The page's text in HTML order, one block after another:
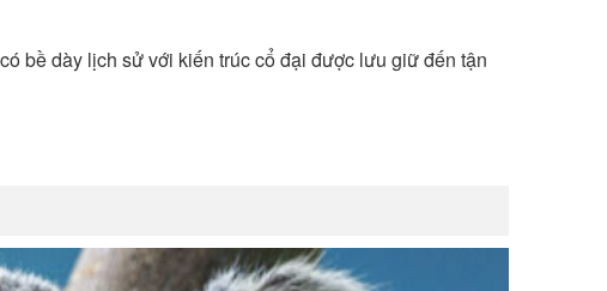
bề dày lịch sử với kiến trúc cổ đại được lưu giữ đến tận